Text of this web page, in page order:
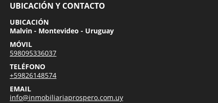
UBICACIÓN Y CONTACTO
UBICACIÓN
Malvin - Montevideo - Uruguay
MÓVIL
598095336037
TELÉFONO
+59826148574
EMAIL
info@inmobiliariaprospero.com.uy